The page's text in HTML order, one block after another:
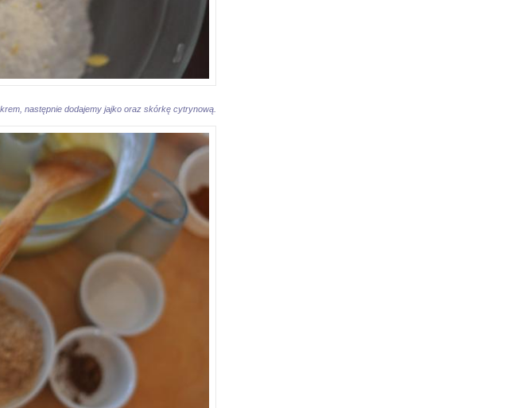
następnie dodajemy jajko oraz skórkę cytrynową.